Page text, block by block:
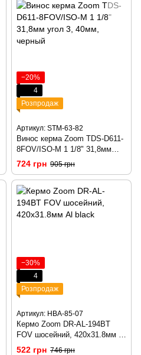
−20%
4
Розпродаж
Артикул: STM-63-82
Винос керма Zoom TDS-D611-
8FOV/ISO-M 1 1/8" 31,8мм
угол 3, 40мм, черный
724 грн 905 грн
−30%
4
Розпродаж
Артикул: HBA-85-07
Кермо Zoom DR-AL-194BT
FOV шосейний, 420x31.8мм Al
black
522 грн 746 грн